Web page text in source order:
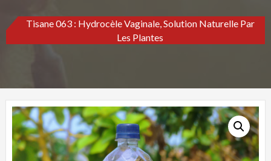
Tisane 063 : Hydrocèle Vaginale, Solution Naturelle Par
Les Plantes